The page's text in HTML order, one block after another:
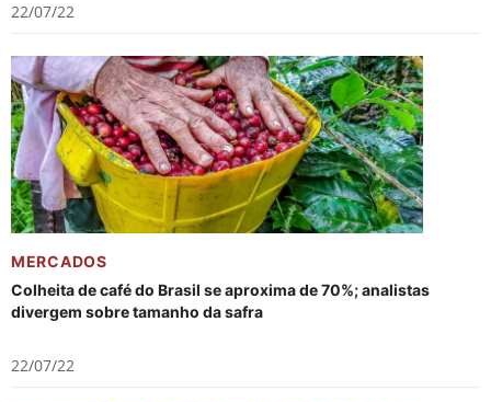
22/07/22
MERCADOS
Colheita de café do Brasil se aproxima de 70%; analistas
divergem sobre tamanho da safra
22/07/22